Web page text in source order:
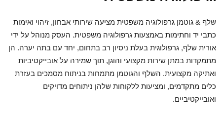
שלף & גוטמן גרפולוגיה משפטית מציעה שירותי אבחון, זיהוי ואימות
כתבי יד וחתימות באמצעות גרפולוגיה משפטית. העסק מנוהל על ידי
אורית שלף, גרפולוגית בעלת ניסיון רב בתחום, יחד עם בתה יערה. הן
מתמקדות במתן שירות מקצועי והוגן, תוך שמירה על אובייקטיביות
ואתיקה מקצועית. השלף והגוטמן מתמחות בניתוח מסמכים בעזרת
כלים מתקדמים, ומציעות ללקוחות שלהן ניתוחים מדויקים
ואובייקטיביים.